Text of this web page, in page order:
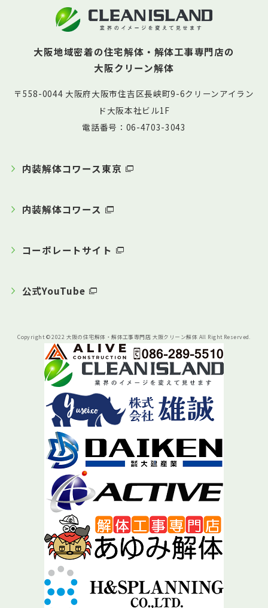
大阪地域密着の住宅解体・解体工事専門店の
大阪クリーン解体
〒558-0044 大阪府大阪市住吉区長峡町9-6クリーンアイラン
ド大阪本社ビル1F
電話番号：06-4703-3043
内装解体コワース東京
内装解体コワース
コーポレートサイト
公式YouTube
Copyright © 2022 大阪の住宅解体・解体工事専門店 大阪クリーン解体 All Right Reserved.